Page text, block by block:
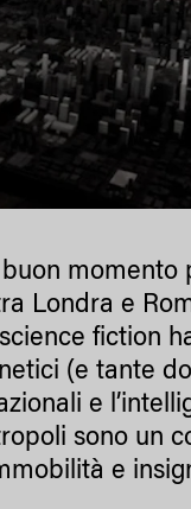
Londra e
fiction
(e tante
e
sono un
e